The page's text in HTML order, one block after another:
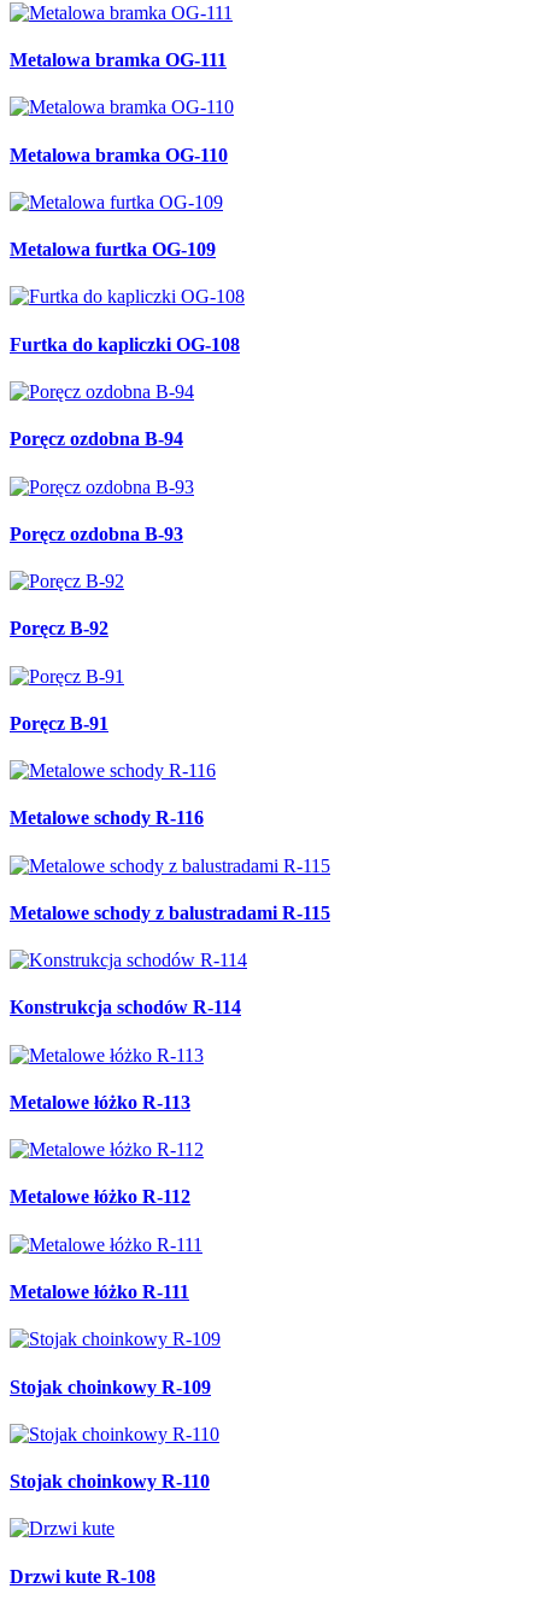
Metalowa bramka OG-111
Metalowa bramka OG-110
Metalowa furtka OG-109
Furtka do kapliczki OG-108
Poręcz ozdobna B-94
Poręcz ozdobna B-93
Poręcz B-92
Poręcz B-91
Metalowe schody R-116
Metalowe schody z balustradami R-115
Konstrukcja schodów R-114
Metalowe łóżko R-113
Metalowe łóżko R-112
Metalowe łóżko R-111
Stojak choinkowy R-109
Stojak choinkowy R-110
Drzwi kute R-108